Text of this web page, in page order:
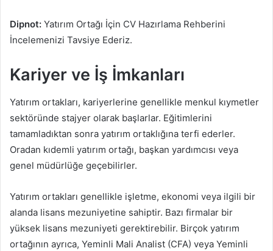
Dipnot: Yatırım Ortağı İçin CV Hazırlama Rehberini
İncelemenizi Tavsiye Ederiz.
Kariyer ve İş İmkanları
Yatırım ortakları, kariyerlerine genellikle menkul kıymetler
sektöründe stajyer olarak başlarlar. Eğitimlerini
tamamladıktan sonra yatırım ortaklığına terfi ederler.
Oradan kıdemli yatırım ortağı, başkan yardımcısı veya
genel müdürlüğe geçebilirler.
Yatırım ortakları genellikle işletme, ekonomi veya ilgili bir
alanda lisans mezuniyetine sahiptir. Bazı firmalar bir
yüksek lisans mezuniyeti gerektirebilir. Birçok yatırım
ortağının ayrıca, Yeminli Mali Analist (CFA) veya Yeminli